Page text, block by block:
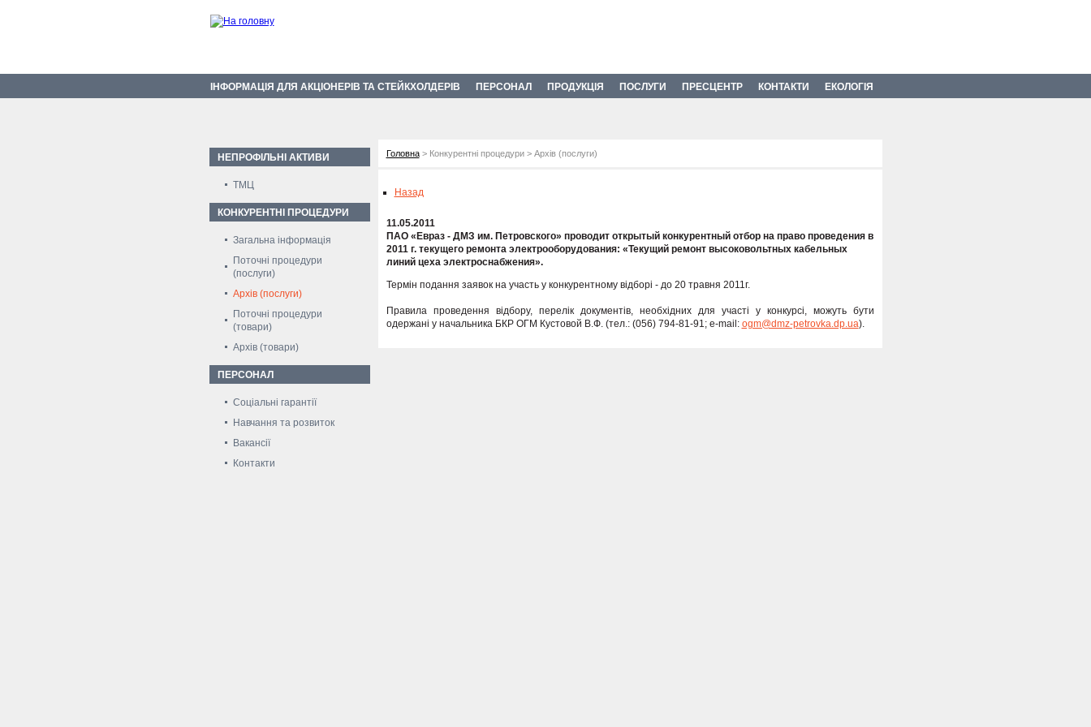
ІНФОРМАЦІЯ ДЛЯ АКЦІОНЕРІВ ТА СТЕЙКХОЛДЕРІВ ПЕРСОНАЛ ПРОДУКЦІЯ ПОСЛУГИ ПРЕСЦЕНТР КОНТАКТИ ЕКОЛОГІЯ
НЕПРОФІЛЬНІ АКТИВИ
ТМЦ
КОНКУРЕНТНІ ПРОЦЕДУРИ
Загальна інформація
Поточні процедури
(послуги)
Архів (послуги)
Поточні процедури
(товари)
Архів (товари)
ПЕРСОНАЛ
Соціальні гарантії
Навчання та розвиток
Вакансії
Контакти
Головна> Конкурентні процедури > Архів (послуги)
Назад
11.05.2011
ПАО «Евраз - ДМЗ им. Петровского» проводит открытый конкурентный отбор на право проведения в
2011 г. текущего ремонта электрооборудования: «Текущий ремонт высоковольтных кабельных
линий цеха электроснабжения».
Термін подання заявок на участь у конкурентному відборі - до 20 травня 2011г.
Правила проведення відбору, перелік документів, необхідних для участі у конкурсі, можуть бути
одержані у начальника БКР ОГМ Кустовой В.Ф. (тел.: (056) 794-81-91; e-mail: ogm@dmz-petrovka.dp.ua).